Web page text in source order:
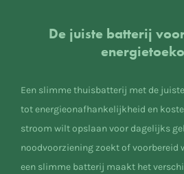
De juiste batterij
Een slimme thuisbatterij met de
tot energieonafhankelijkheid en
stroom wilt opslaan voor dagelijks
noodvoorziening zoekt of voorbereid
een slimme batterij maakt het